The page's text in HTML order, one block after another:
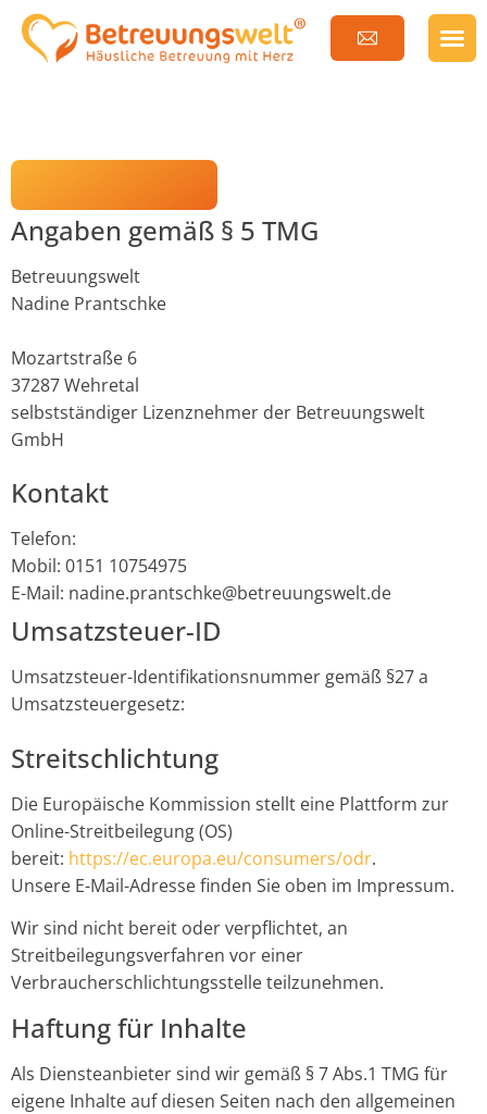
Impressum
Angaben gemäß § 5 TMG
Betreuungswelt
Nadine Prantschke
Mozartstraße 6
37287 Wehretal
selbstständiger Lizenznehmer der Betreuungswelt
GmbH
Kontakt
Telefon:
Mobil: 0151 10754975
E-Mail: nadine.prantschke@betreuungswelt.de
Umsatzsteuer-ID
Umsatzsteuer-Identifikationsnummer gemäß §27 a
Umsatzsteuergesetz:
Streitschlichtung
Die Europäische Kommission stellt eine Plattform zur
Online-Streitbeilegung (OS)
bereit: https://ec.europa.eu/consumers/odr.
Unsere E-Mail-Adresse finden Sie oben im Impressum.
Wir sind nicht bereit oder verpflichtet, an
Streitbeilegungsverfahren vor einer
Verbraucherschlichtungsstelle teilzunehmen.
Haftung für Inhalte
Als Diensteanbieter sind wir gemäß § 7 Abs.1 TMG für
eigene Inhalte auf diesen Seiten nach den allgemeinen